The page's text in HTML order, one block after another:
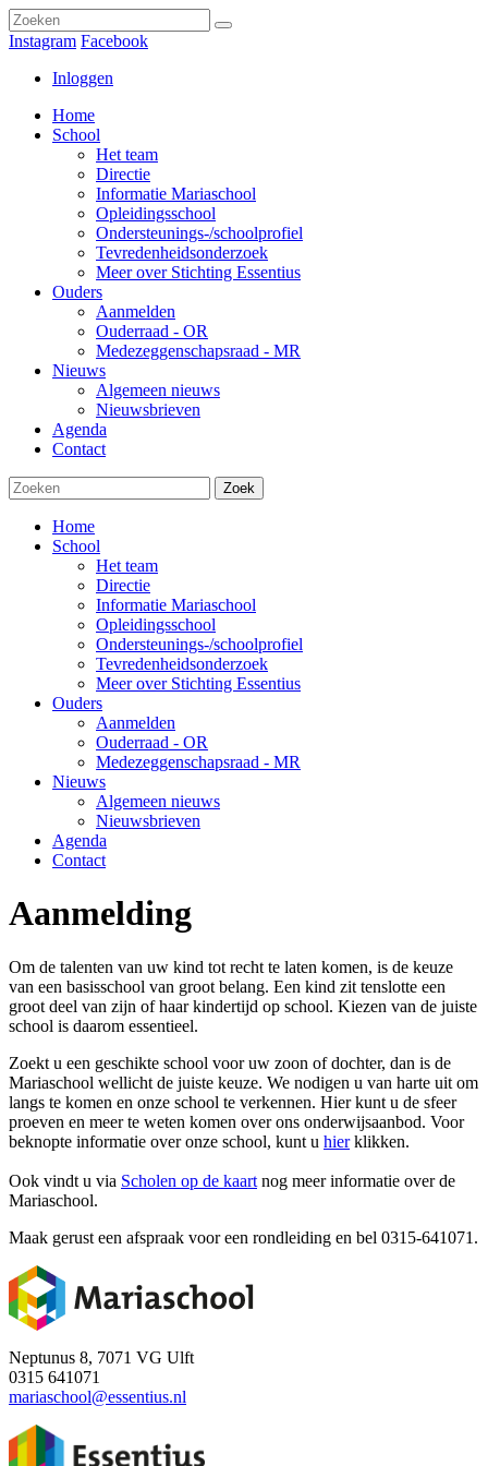
Instagram Facebook
Inloggen
Home
School
Het team
Directie
Informatie Mariaschool
Opleidingsschool
Ondersteunings-/schoolprofiel
Tevredenheidsonderzoek
Meer over Stichting Essentius
Ouders
Aanmelden
Ouderraad - OR
Medezeggenschapsraad - MR
Nieuws
Algemeen nieuws
Nieuwsbrieven
Agenda
Contact
Zoek
Home
School
Het team
Directie
Informatie Mariaschool
Opleidingsschool
Ondersteunings-/schoolprofiel
Tevredenheidsonderzoek
Meer over Stichting Essentius
Ouders
Aanmelden
Ouderraad - OR
Medezeggenschapsraad - MR
Nieuws
Algemeen nieuws
Nieuwsbrieven
Agenda
Contact
Aanmelding
Om de talenten van uw kind tot recht te laten komen, is de keuze
van een basisschool van groot belang. Een kind zit tenslotte een
groot deel van zijn of haar kindertijd op school. Kiezen van de juiste
school is daarom essentieel.
Zoekt u een geschikte school voor uw zoon of dochter, dan is de
Mariaschool wellicht de juiste keuze. We nodigen u van harte uit om
langs te komen en onze school te verkennen. Hier kunt u de sfeer
proeven en meer te weten komen over ons onderwijsaanbod. Voor
beknopte informatie over onze school, kunt u hierklikken.
Ook vindt u via Scholen op de kaart nog meer informatie over de
Mariaschool.
Maak gerust een afspraak voor een rondleiding en bel 0315-641071.
Neptunus 8, 7071 VG Ulft
0315 641071
mariaschool@essentius.nl